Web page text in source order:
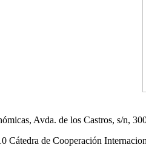
Avda. de los Castros, s/n,
Cátedra de Cooperación